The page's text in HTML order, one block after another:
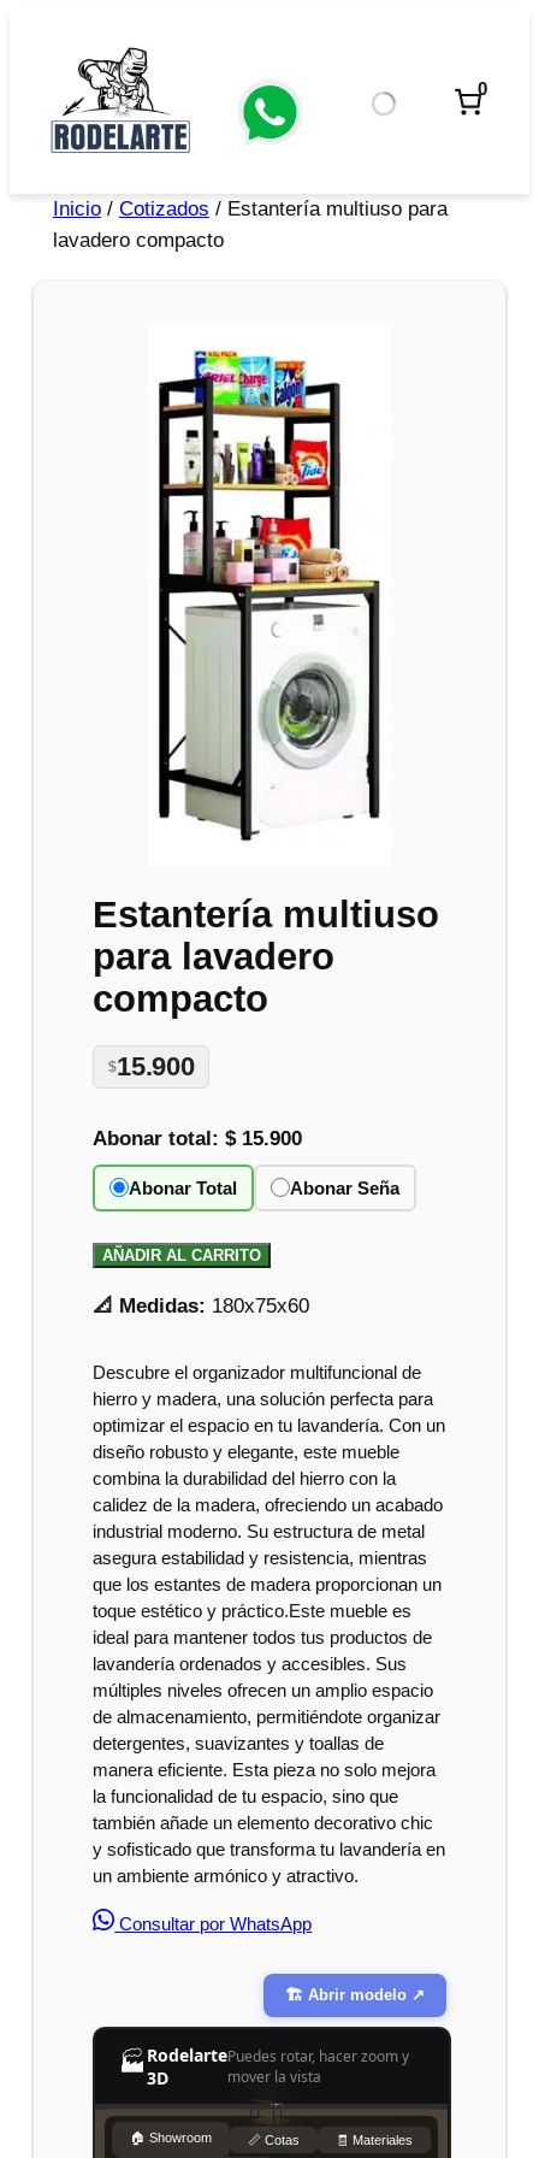
0
Inicio/ Cotizados / Estantería multiuso para
lavadero compacto
Estantería multiuso
para lavadero
compacto
$15.900
Abonar total:$ 15.900
Abonar Total Abonar Seña
AÑADIR AL CARRITO
📐 Medidas: 180x75x60
Descubre el organizador multifuncional de
hierro y madera, una solución perfecta para
optimizar el espacio en tu lavandería. Con un
diseño robusto y elegante, este mueble
combina la durabilidad del hierro con la
calidez de la madera, ofreciendo un acabado
industrial moderno. Su estructura de metal
asegura estabilidad y resistencia, mientras
que los estantes de madera proporcionan un
toque estético y práctico.Este mueble es
ideal para mantener todos tus productos de
lavandería ordenados y accesibles. Sus
múltiples niveles ofrecen un amplio espacio
de almacenamiento, permitiéndote organizar
detergentes, suavizantes y toallas de
manera eficiente. Esta pieza no solo mejora
la funcionalidad de tu espacio, sino que
también añade un elemento decorativo chic
y sofisticado que transforma tu lavandería en
un ambiente armónico y atractivo.
Consultar por WhatsApp
🏗️ Abrir modelo ↗